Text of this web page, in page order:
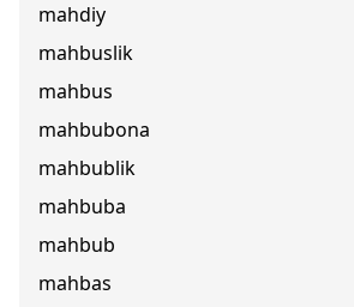
mahdiy
mahbuslik
mahbus
mahbubona
mahbublik
mahbuba
mahbub
mahbas